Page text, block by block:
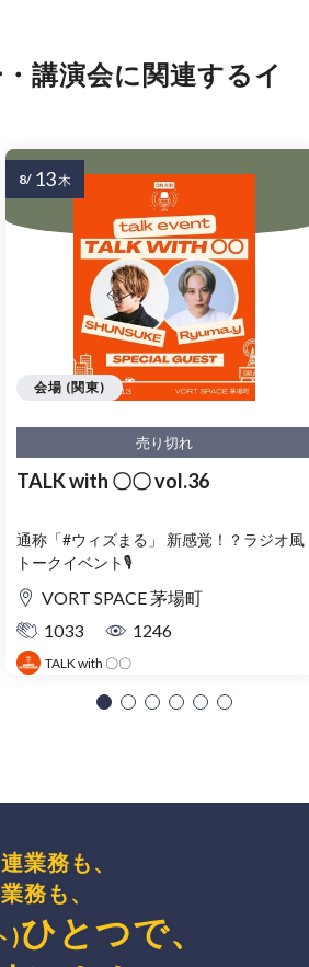
講演会に関連するイ
売り切れ
TALK with 〇〇 vol.36
通称「#ウィズまる」 新感覚！？ラジオ風
トークイベント🎙️
VORT SPACE 茅場町
1033
1246
TALK with 〇〇
会場 (関東)
8/ 13木
業務も、
務も、
)ひとつで、